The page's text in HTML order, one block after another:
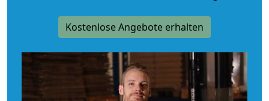
Kostenlose Angebote erhalten